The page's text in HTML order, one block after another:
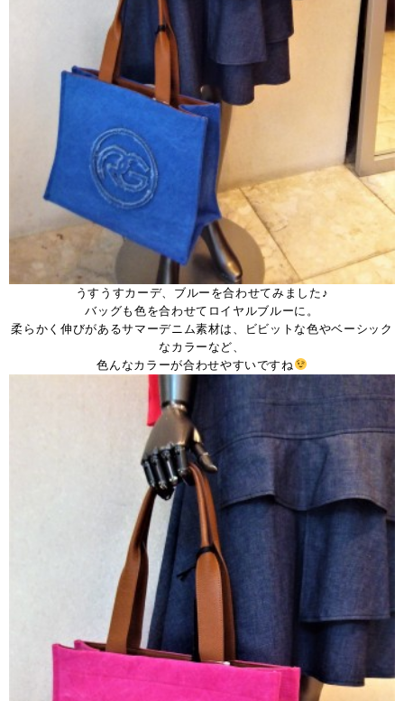
うすうすカーデ、ブルーを合わせてみました♪
バッグも色を合わせてロイヤルブルーに。
柔らかく伸びがあるサマーデニム素材は、ビビットな色やベーシック
なカラーなど、
色んなカラーが合わせやすいですね